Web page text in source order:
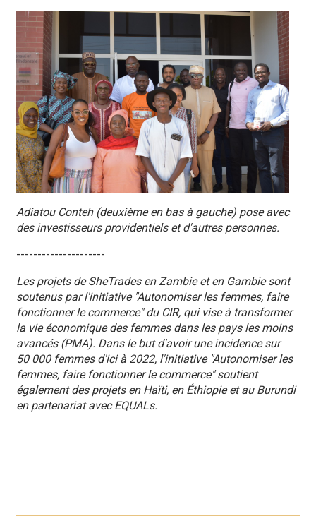
Adiatou Conteh (deuxième en bas à gauche) pose avec
des investisseurs providentiels et d'autres personnes.
---------------------
Les projets de SheTrades en Zambie et en Gambie sont
soutenus par l'initiative "Autonomiser les femmes, faire
fonctionner le commerce" du CIR, qui vise à transformer
la vie économique des femmes dans les pays les moins
avancés (PMA). Dans le but d'avoir une incidence sur
50 000 femmes d'ici à 2022, l'initiative "Autonomiser les
femmes, faire fonctionner le commerce" soutient
également des projets en Haïti, en Éthiopie et au Burundi
en partenariat avec EQUALs.